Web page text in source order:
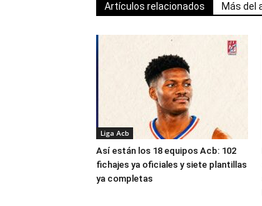
Artículos relacionados Más del
Liga Acb
Así están los 18 equipos Acb: 102
fichajes ya oficiales y siete plantillas
ya completas